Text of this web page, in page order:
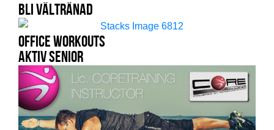
Bli Vältränad
Office Workouts
Aktiv Senior